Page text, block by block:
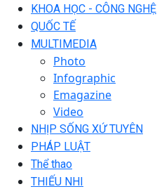
KHOA HỌC - CÔNG NGHỆ
QUỐC TẾ
MULTIMEDIA
Photo
Infographic
Emagazine
Video
NHỊP SỐNG XỨ TUYÊN
PHÁP LUẬT
Thể thao
THIẾU NHI